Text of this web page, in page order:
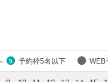
～ 5 予約枠5名以下 WEB